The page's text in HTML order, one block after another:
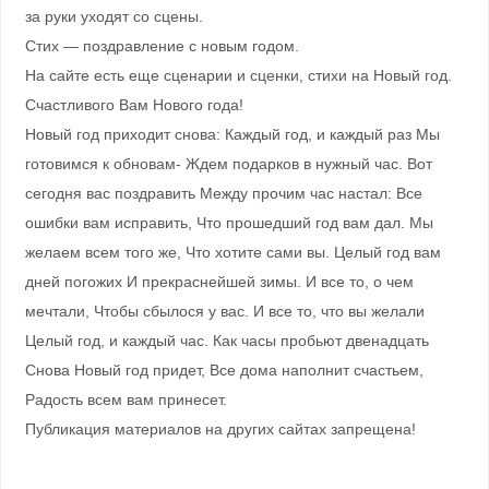
за руки уходят со сцены.
Стих — поздравление с новым годом.
На сайте есть еще сценарии и сценки, стихи на Новый год.
Счастливого Вам Нового года!
Новый год приходит снова: Каждый год, и каждый раз Мы
готовимся к обновам- Ждем подарков в нужный час. Вот
сегодня вас поздравить Между прочим час настал: Все
ошибки вам исправить, Что прошедший год вам дал. Мы
желаем всем того же, Что хотите сами вы. Целый год вам
дней погожих И прекраснейшей зимы. И все то, о чем
мечтали, Чтобы сбылося у вас. И все то, что вы желали
Целый год, и каждый час. Как часы пробьют двенадцать
Снова Новый год придет, Все дома наполнит счастьем,
Радость всем вам принесет.
Публикация материалов на других сайтах запрещена!